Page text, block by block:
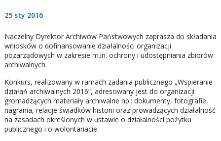
25 sty 2016
Naczelny Dyrektor Archiwów Państwowych zaprasza do składania
wniosków o dofinansowanie działalności organizacji
pozarządowych w zakresie m.in. ochrony i udostępniania zbiorów
archiwalnych.
Konkurs, realizowany w ramach zadania publicznego „Wspieranie
działań archiwalnych 2016”, adresowany jest do organizacji
gromadzących materiały archiwalne np.: dokumenty, fotografie,
nagrania, relacje świadków historii oraz prowadzących działalność
na zasadach określonych w ustawie o działalności pożytku
publicznego i o wolontariacie.